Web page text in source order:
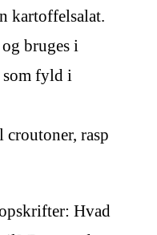
kartoffelsalat.
bruges i
som fyld i
rasp
Hvad